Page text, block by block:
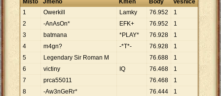
Místo Jméno Kmen Body
Vesnice
1
Owerkill Lamky 76.952
1
2
-AnAsOn* EFK+ 76.952
1
3
batmana *PLAY* 76.928
1
4
m4gn? -*T*- 76.928
1
5
Legendary Sir Roman M 76.688
1
6
victiny IQ 76.468
1
7
prca55011 76.468
1
8
-Aw3nGeRr* 76.444
1